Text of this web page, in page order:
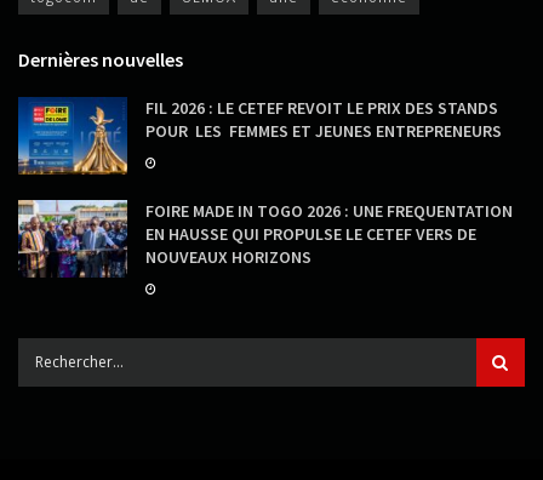
Dernières nouvelles
FIL 2026 : LE CETEF REVOIT LE PRIX DES STANDS
POUR LES FEMMES ET JEUNES ENTREPRENEURS
FOIRE MADE IN TOGO 2026 : UNE FREQUENTATION
EN HAUSSE QUI PROPULSE LE CETEF VERS DE
NOUVEAUX HORIZONS